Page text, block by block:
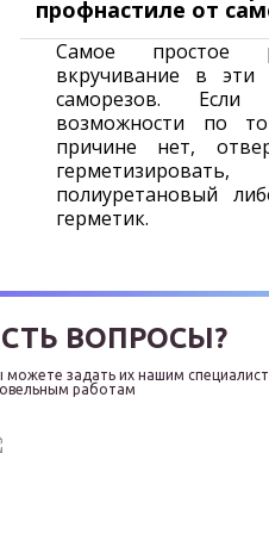
профнастиле от
Самое простое
вкручивание в эти
саморезов.
возможности по
причине нет,
полиуретановый
герметик.
ВОПРОСЫ?
можете задать их нашим
работам